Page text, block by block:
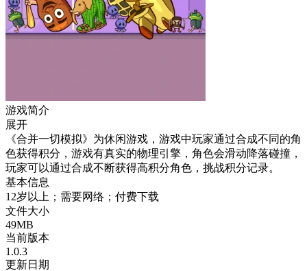
游戏简介
展开
《合并一切模拟》为休闲游戏，游戏中玩家通过合成不同的角
色获得积分，游戏有真实的物理引擎，角色会滑动降落碰撞，
玩家可以通过合成不断获得高积分角色，挑战积分记录。
基本信息
12岁以上；需要网络；付费下载
文件大小
49MB
当前版本
1.0.3
更新日期